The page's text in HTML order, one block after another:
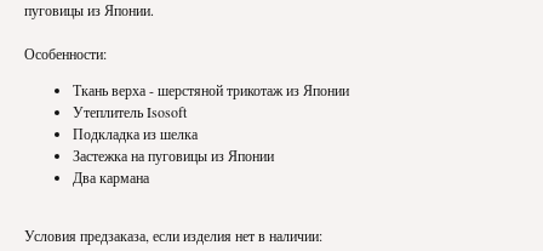
пуговицы из Японии.
Особенности:
Ткань верха - шерстяной трикотаж из Японии
Утеплитель Isosoft
Подкладка из шелка
Застежка на пуговицы из Японии
Два кармана
Условия предзаказа, если изделия нет в наличии: